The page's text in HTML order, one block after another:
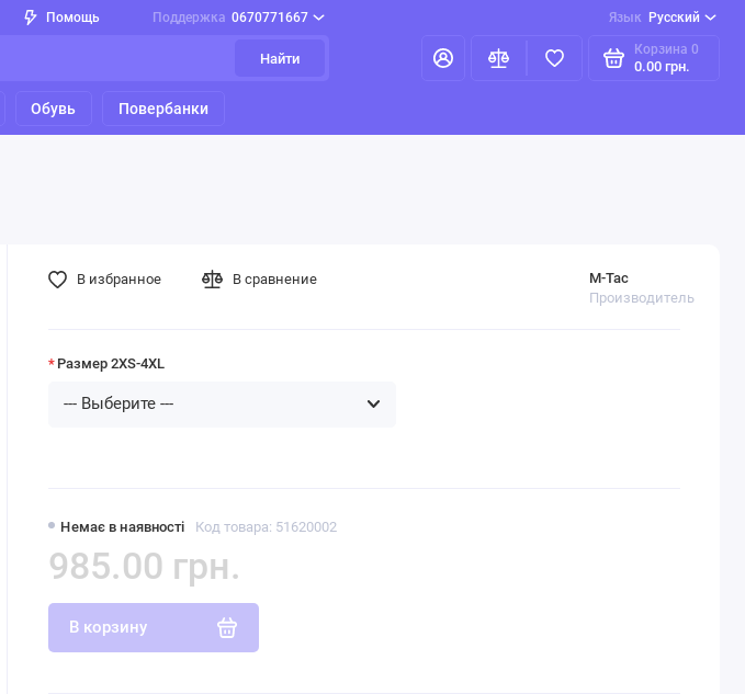
Помощь Поддержка 0670771667 Язык Русский
Найти
Корзина 0
0.00 грн.
Обувь Повербанки
Немає в наявності Код товара: 51620002
M-Tac
Производитель
985.00 грн.
В корзину
В избранное В сравнение
Размер 2XS-4XL